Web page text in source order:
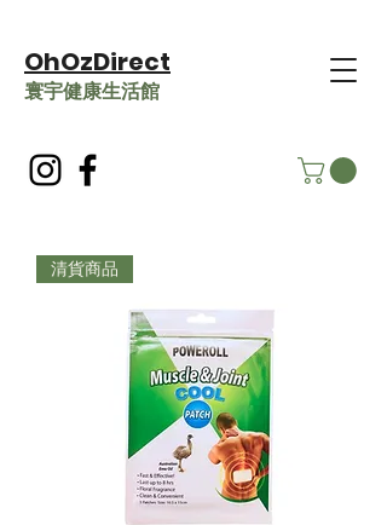
OhOzDirect
​寰宇健康生活館
清貨商品